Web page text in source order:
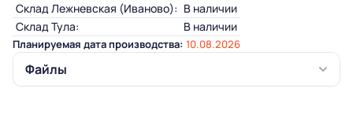
Склад Лежневская (Иваново): В наличии
Склад Тула:
В наличии
Планируемая дата производства: 10.08.2026
Файлы